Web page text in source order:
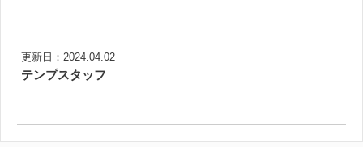
更新日：2024.04.02
テンプスタッフ